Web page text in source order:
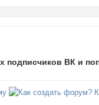
подписчиков ВК и